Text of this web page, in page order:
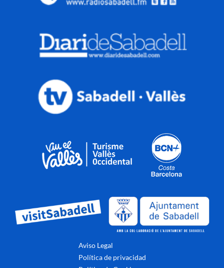
Aviso Legal
Política de privacidad